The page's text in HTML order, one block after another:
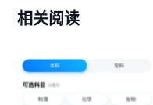
相关阅读